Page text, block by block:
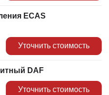
ECAS
Уточнить стоимость
DAF
Уточнить стоимость